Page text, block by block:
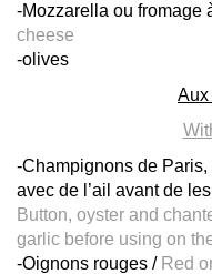
-Mozzarella ou fromage
cheese
-olives
Aux
-Champignons de
avec de l’ail avant de
Button, oyster and
garlic before using on
-Oignons rouges / Red